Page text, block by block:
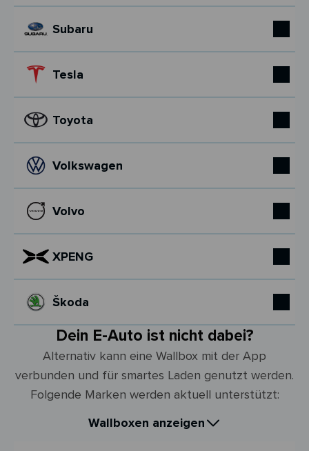
Subaru
Tesla
Toyota
Volkswagen
Volvo
XPENG
Škoda
Dein E-Auto ist nicht dabei?
Alternativ kann eine Wallbox mit der App
verbunden und für smartes Laden genutzt werden.
Folgende Marken werden aktuell unterstützt:
Wallboxen anzeigen